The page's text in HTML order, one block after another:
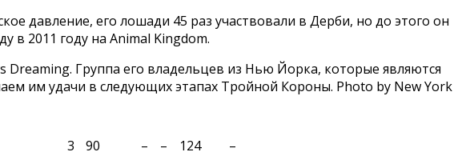
давление, его лошади 45 раз участвовали в Дерби, но до этого он
в 2011 году на Animal Kingdom.
Группа его владельцев из Нью Йорка, которые являются
им удачи в следующих этапах Тройной Короны. Photo by New York
3 90 – – 124
–